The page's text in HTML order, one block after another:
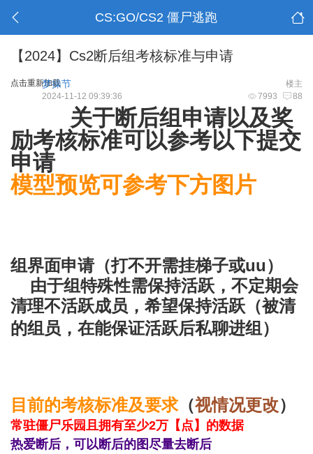
CS:GO/CS2 僵尸逃跑
【2024】Cs2断后组考核标准与申请
点击重新加载 楼主
梦操节
7993 88
2024-11-12 09:39:36
关于断后组申请以及奖
励考核标准可以参考以下提交
申请
模型预览可参考下方图片
组界面申请（打不开需挂梯子或uu）
由于组特殊性需保持活跃，不定期会
清理不活跃成员，希望保持活跃（被清
的组员，在能保证活跃后私聊进组）
目前的考核标准及要求（视情况更改）
常驻僵尸乐园且拥有至少2万【点】的数据
热爱断后，可以断后的图尽量去断后